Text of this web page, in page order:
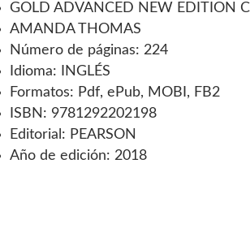
GOLD ADVANCED NEW EDITION
AMANDA THOMAS
Número de páginas: 224
Idioma: INGLÉS
Formatos: Pdf, ePub, MOBI, FB2
ISBN: 9781292202198
Editorial: PEARSON
Año de edición: 2018